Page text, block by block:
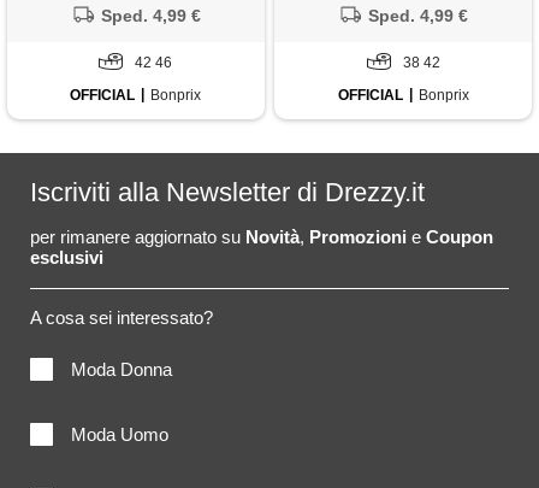
Sped. 4,99 €
42 46
OFFICIAL
Bonprix
Sped. 4,99 €
38 42
OFFICIAL
Bonprix
Iscriviti alla Newsletter di Drezzy.it
per rimanere aggiornato su Novità, Promozioni e Coupon
esclusivi
A cosa sei interessato?
Moda Donna
Moda Uomo